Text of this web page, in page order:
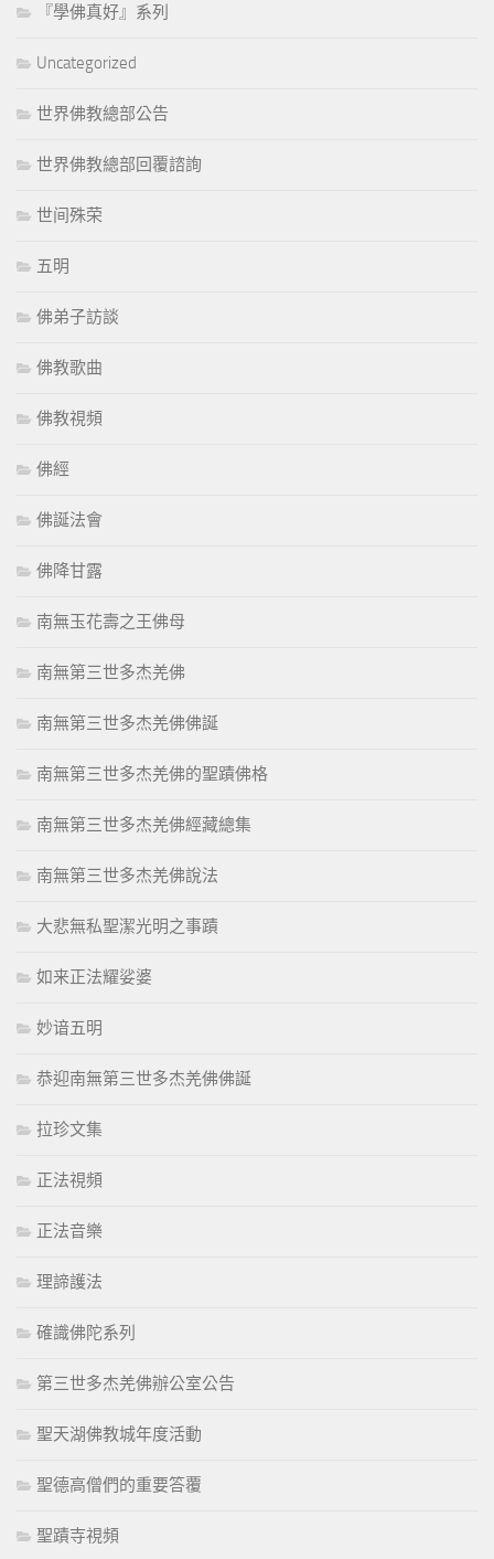
『學佛真好』系列
Uncategorized
世界佛教總部公告
世界佛教總部回覆諮詢
世间殊荣
五明
佛弟子訪談
佛教歌曲
佛教視頻
佛經
佛誕法會
佛降甘露
南無玉花壽之王佛母
南無第三世多杰羌佛
南無第三世多杰羌佛佛誕
南無第三世多杰羌佛的聖蹟佛格
南無第三世多杰羌佛經藏總集
南無第三世多杰羌佛說法
大悲無私聖潔光明之事蹟
如来正法耀娑婆
妙谙五明
恭迎南無第三世多杰羌佛佛誕
拉珍文集
正法視頻
正法音樂
理諦護法
確識佛陀系列
第三世多杰羌佛辦公室公告
聖天湖佛教城年度活動
聖德高僧們的重要答覆
聖蹟寺視頻